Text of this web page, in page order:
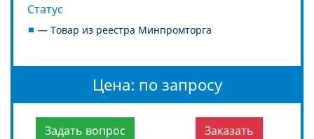
Статус
— Товар из реестра Минпромторга
Цена: по запросу
Задать вопрос Заказать